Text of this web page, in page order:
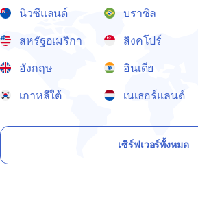
นิวซีแลนด์ บราซิล
สหรัฐอเมริกา สิงคโปร์
อังกฤษ อินเดีย
เกาหลีใต้ เนเธอร์แลนด์
เซิร์ฟเวอร์ทั้งหมด